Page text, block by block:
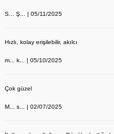
S... Ş... | 05/11/2025
Hızlı, kolay erişilebilir, akılcı
m... k... | 05/10/2025
Çok güzel
M... s... | 02/07/2025